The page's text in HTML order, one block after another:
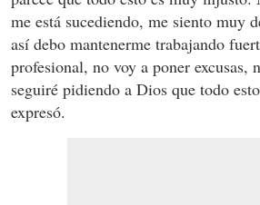
me está sucediendo, me siento muy
así debo mantenerme trabajando
profesional, no voy a poner excusas,
seguiré pidiendo a Dios que todo
expresó.